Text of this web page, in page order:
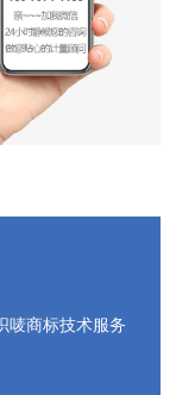
唛商标技术服务